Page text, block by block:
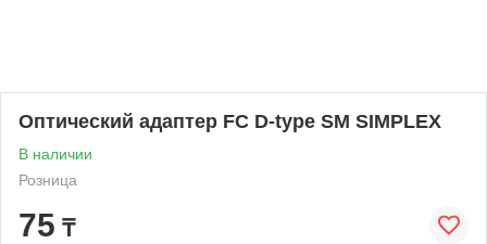
Оптический адаптер FC D-type SM SIMPLEX
В наличии
Розница
75 ₸